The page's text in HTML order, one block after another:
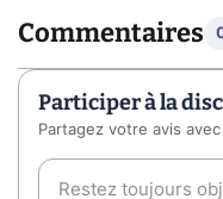
Commentaires
Participer à la
Partagez votre avis